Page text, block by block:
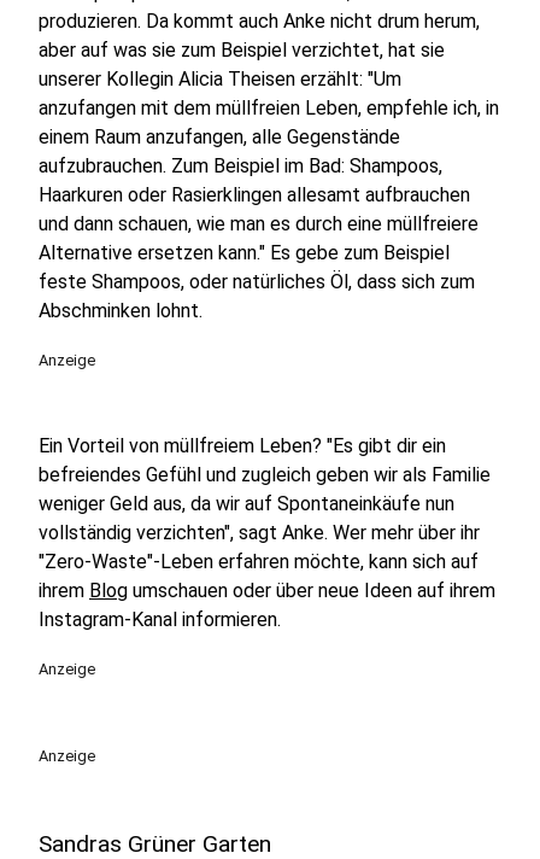
produzieren. Da kommt auch Anke nicht drum herum,
aber auf was sie zum Beispiel verzichtet, hat sie
unserer Kollegin Alicia Theisen erzählt: "Um
anzufangen mit dem müllfreien Leben, empfehle ich, in
einem Raum anzufangen, alle Gegenstände
aufzubrauchen. Zum Beispiel im Bad: Shampoos,
Haarkuren oder Rasierklingen allesamt aufbrauchen
und dann schauen, wie man es durch eine müllfreiere
Alternative ersetzen kann." Es gebe zum Beispiel
feste Shampoos, oder natürliches Öl, dass sich zum
Abschminken lohnt.
Anzeige
Ein Vorteil von müllfreiem Leben? "Es gibt dir ein
befreiendes Gefühl und zugleich geben wir als Familie
weniger Geld aus, da wir auf Spontaneinkäufe nun
vollständig verzichten", sagt Anke. Wer mehr über ihr
"Zero-Waste"-Leben erfahren möchte, kann sich auf
ihrem Blog umschauen oder über neue Ideen auf ihrem
Instagram-Kanal informieren.
Anzeige
Anzeige
Sandras Grüner Garten